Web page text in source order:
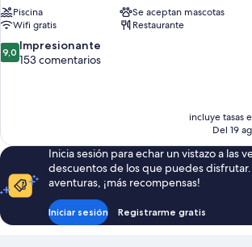
Piscina
Se aceptan mascotas
Wifi gratis
Restaurante
9.0
sobre
9,0 Impresionante
153 comentarios
incluye tasas
Del 19
Inicia sesión para echar un vistazo a las
descuentos de los que puedes disfrutar.
aventuras, ¡más recompensas!
Iniciar sesión Registrarme gratis